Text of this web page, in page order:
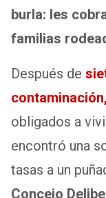
burla: les
familias
Después de
obligados a
encontró una
tasas a un
Concejo